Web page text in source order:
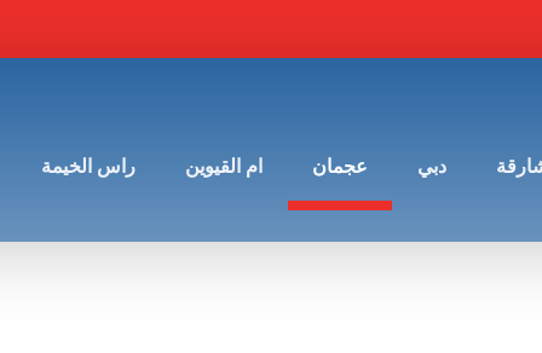
دبي عجمان ام القيوين راس الخيمة